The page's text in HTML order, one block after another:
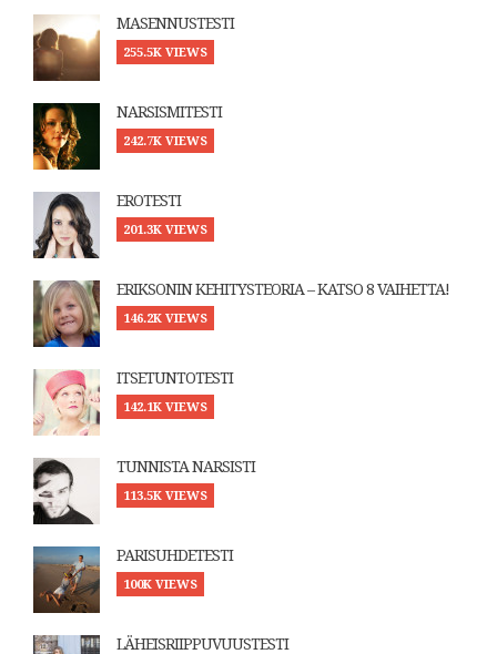
MASENNUSTESTI
255.5K VIEWS
NARSISMITESTI
242.7K VIEWS
EROTESTI
201.3K VIEWS
ERIKSONIN KEHITYSTEORIA – KATSO 8 VAIHETTA!
146.2K VIEWS
ITSETUNTOTESTI
142.1K VIEWS
TUNNISTA NARSISTI
113.5K VIEWS
PARISUHDETESTI
100K VIEWS
LÄHEISRIIPPUVUUSTESTI